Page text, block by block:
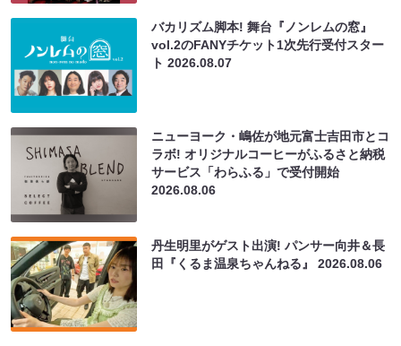
バカリズム脚本! 舞台『ノンレムの窓』
vol.2のFANYチケット1次先行受付スター
ト2026.08.07
ニューヨーク・嶋佐が地元富士吉田市とコ
ラボ! オリジナルコーヒーがふるさと納税
サービス「わらふる」で受付開始
2026.08.06
丹生明里がゲスト出演! パンサー向井＆長
田『くるま温泉ちゃんねる』2026.08.06